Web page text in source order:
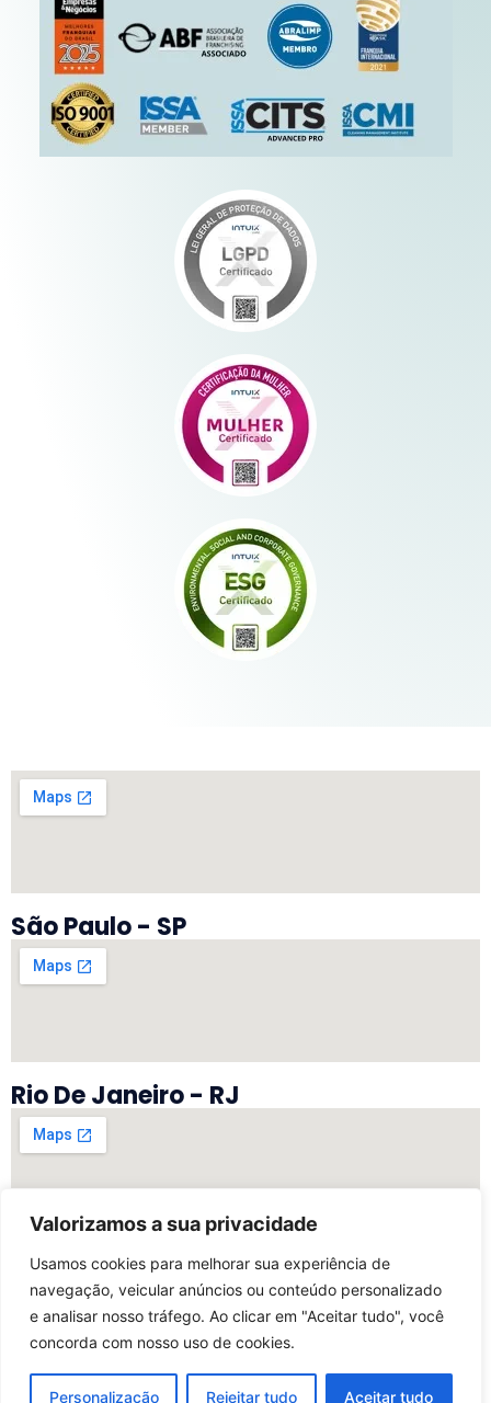
Valorizamos a sua privacidade
Usamos cookies para melhorar sua experiência de
navegação, veicular anúncios ou conteúdo personalizado
e analisar nosso tráfego. Ao clicar em "Aceitar tudo", você
concorda com nosso uso de cookies.
Personalização Rejeitar tudo Aceitar tudo
São Paulo - SP
Rio De Janeiro - RJ
Vitória - ES
Por My Marketing Digital